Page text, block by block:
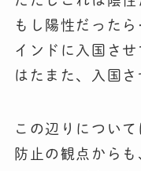
もし陽性だった
インドに入国させ
はたまた、入国
この辺りについ
防止の観点からも